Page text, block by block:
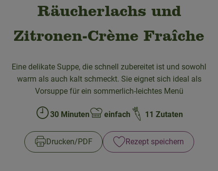
💜 Schnupperangebot
So geht's!
Über uns
Räucherlachs und
Zitronen-Crème Fraîche
Eine delikate Suppe, die schnell zubereitet ist und sowohl
warm als auch kalt schmeckt. Sie eignet sich ideal als
Vorsuppe für ein sommerlich-leichtes Menü
Zubreitungszeit:
30 Minuten
Schwierigkeit:
einfach 11 Zutaten
Drucken​/​PDF Rezept speichern